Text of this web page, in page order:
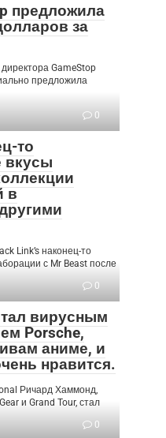
предложила
за
GameStop
предложила
0
то
вкусы
в
Link’s наконец-то
с Mr Beast после
0
вирусным
Porsche,
аниме, и
нравится.
Ричард Хаммонд,
и Grand Tour, стал
0